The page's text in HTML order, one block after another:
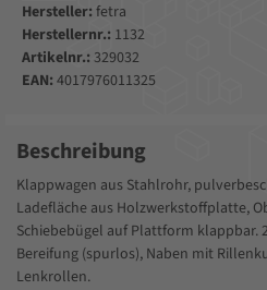
Hersteller: fetra
Herstellernr.: 1132
Artikelnr.: 329032
EAN: 4017976011325
Beschreibung
Klappwagen aus Stahlrohr,
Ladefläche aus Holzwerkstoffplatte,
Schiebebügel auf Plattform klappbar.
Bereifung (spurlos), Naben mit
Lenkrollen.